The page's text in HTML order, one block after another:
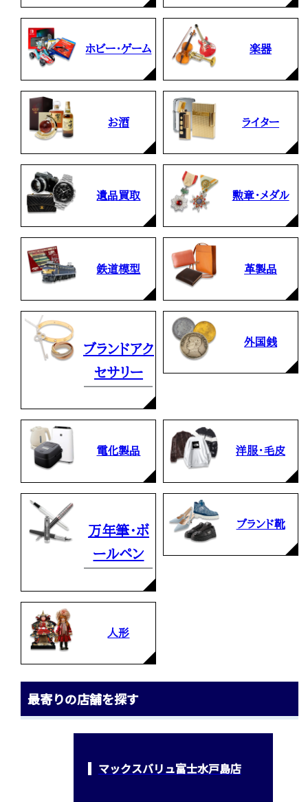
ホビー・ゲーム 楽器
お酒 ライター
遺品買取 勲章・メダル
鉄道模型 革製品
ブランドアク
セサリー
外国銭
電化製品 洋服・毛皮
万年筆・ボ
ールペン
ブランド靴
人形
最寄りの店舗を探す
マックスバリュ富士水戸島店